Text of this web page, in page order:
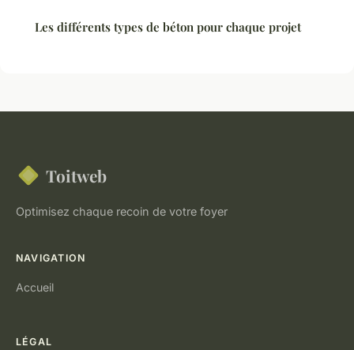
Les différents types de béton pour chaque projet
Toitweb
Optimisez chaque recoin de votre foyer
NAVIGATION
Accueil
LÉGAL